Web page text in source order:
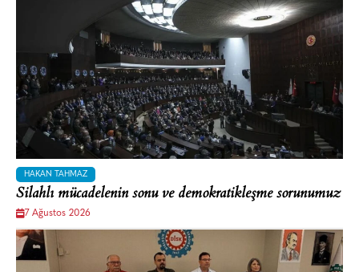
HAKAN TAHMAZ
Silahlı mücadelenin sonu ve demokratikleşme sorunumuz
7 Ağustos 2026